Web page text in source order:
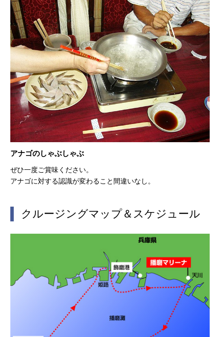
アナゴのしゃぶしゃぶ
ぜひ一度ご賞味ください。
アナゴに対する認識が変わること間違いなし。
クルージングマップ＆スケジュール